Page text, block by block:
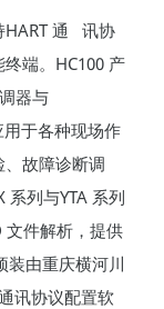
HART 通 讯协
端。HC100 产
器与
于各种现场作
故障诊断调
系列与YTA 系列
文件解析，提供
装由重庆横河川
讯协议配置软